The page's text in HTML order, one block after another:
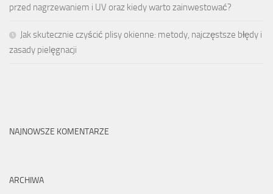
przed nagrzewaniem i UV oraz kiedy warto zainwestować?
Jak skutecznie czyścić plisy okienne: metody, najczęstsze błędy i
zasady pielęgnacji
NAJNOWSZE KOMENTARZE
ARCHIWA